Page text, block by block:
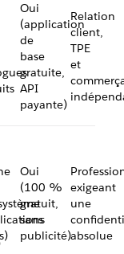
Oui
(application
de
base
gratuite,
API
payante)
Relation
client,
TPE
et
Oui
(100 %
gratuit,
sans
publicité)
exigeant
une
absolue